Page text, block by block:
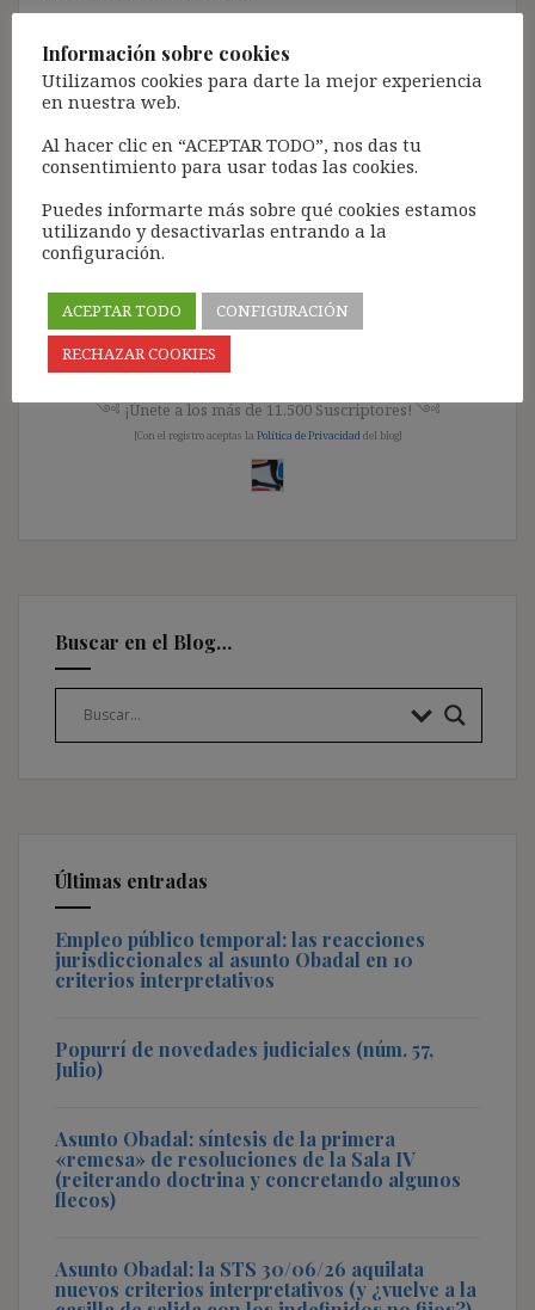
Pincha aquí
Acceso para Suscriptores Registrados:
Pincha aquí
༺ ¡Únete a los más de 11.500 Suscriptores! ༺
[Con el registro aceptas la Política de Privacidad del blog]
Buscar en el Blog…
Últimas entradas
Empleo público temporal: las reacciones
jurisdiccionales al asunto Obadal en 10
criterios interpretativos
Popurrí de novedades judiciales (núm. 57,
Julio)
Asunto Obadal: síntesis de la primera
«remesa» de resoluciones de la Sala IV
(reiterando doctrina y concretando algunos
flecos)
Asunto Obadal: la STS 30/06/26 aquilata
nuevos criterios interpretativos (y ¿vuelve a la
Información sobre cookies
Utilizamos cookies para darte la mejor experiencia
en nuestra web.
Al hacer clic en “ACEPTAR TODO”, nos das tu
consentimiento para usar todas las cookies.
Puedes informarte más sobre qué cookies estamos
utilizando y desactivarlas entrando a la
configuración.
ACEPTAR TODO
CONFIGURACIÓN
RECHAZAR COOKIES